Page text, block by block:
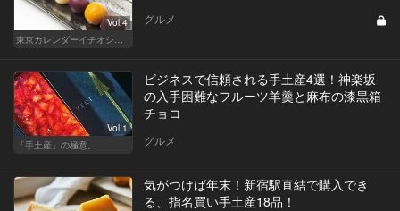
Vol.4
グルメ
Vol.1
「手土産」の極意。
ビジネスで信頼される手土産4選！神楽坂
の入手困難なフルーツ羊羹と麻布の漆黒箱
チョコ
グルメ
気がつけば年末！新宿駅直結で購入でき
る、指名買い手土産18品！